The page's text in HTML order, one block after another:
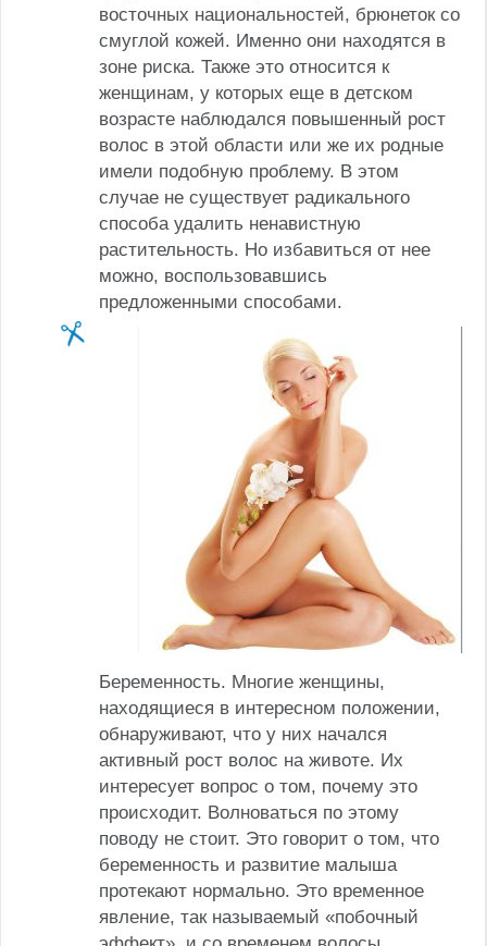
восточных национальностей, брюнеток со
смуглой кожей. Именно они находятся в
зоне риска. Также это относится к
женщинам, у которых еще в детском
возрасте наблюдался повышенный рост
волос в этой области или же их родные
имели подобную проблему. В этом
случае не существует радикального
способа удалить ненавистную
растительность. Но избавиться от нее
можно, воспользовавшись
предложенными способами.
Беременность. Многие женщины,
находящиеся в интересном положении,
обнаруживают, что у них начался
активный рост волос на животе. Их
интересует вопрос о том, почему это
происходит. Волноваться по этому
поводу не стоит. Это говорит о том, что
беременность и развитие малыша
протекают нормально. Это временное
явление, так называемый «побочный